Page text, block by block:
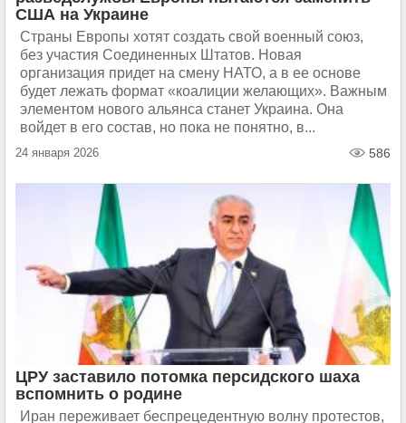
США на Украине
Страны Европы хотят создать свой военный союз,
без участия Соединенных Штатов. Новая
организация придет на смену НАТО, а в ее основе
будет лежать формат «коалиции желающих». Важным
элементом нового альянса станет Украина. Она
войдет в его состав, но пока не понятно, в...
24 января 2026 586
ЦРУ заставило потомка персидского шаха
вспомнить о родине
Иран переживает беспрецедентную волну протестов,